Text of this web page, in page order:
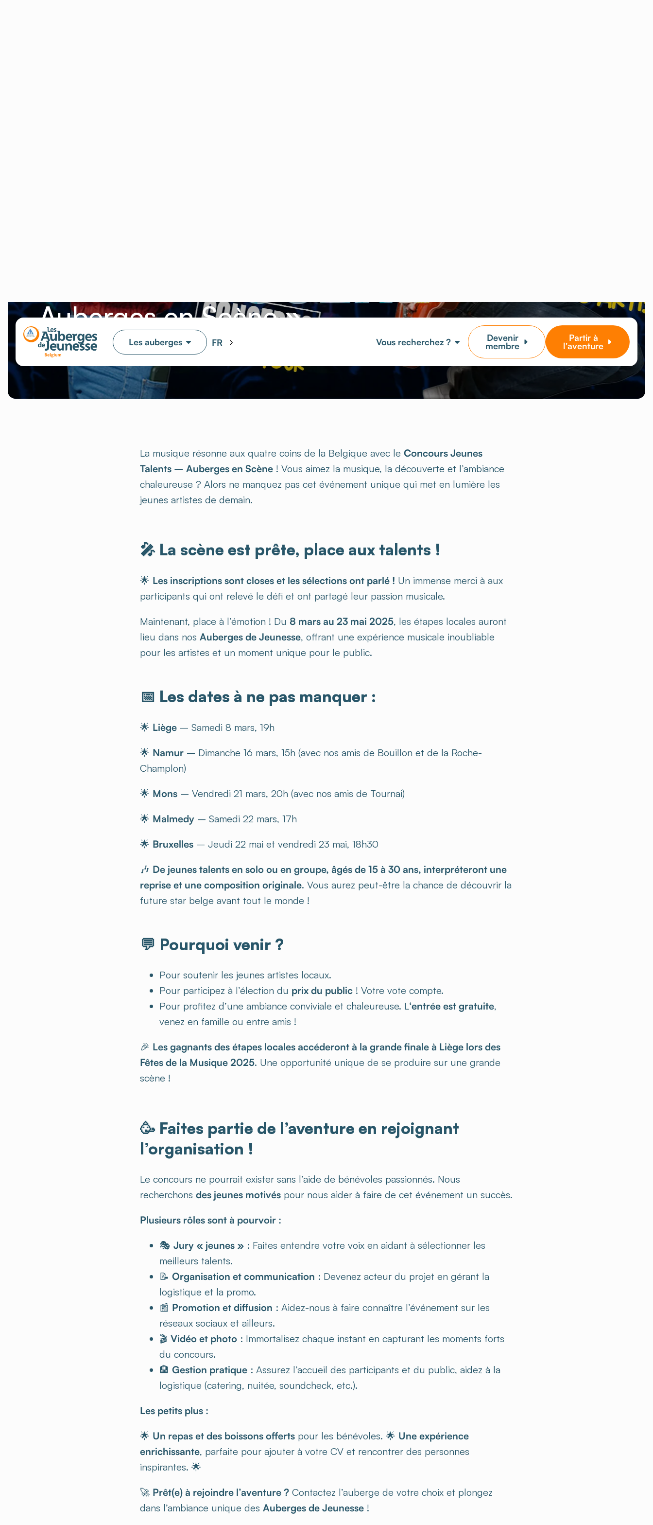
Auberges en Scène »
TOUTES NOS AUBERGES 08/03/2025 - 22/05/2025
La musique résonne aux quatre coins de la Belgique avec le Concours Jeunes
Talents – Auberges en Scène ! Vous aimez la musique, la découverte et l’ambiance
chaleureuse ? Alors ne manquez pas cet événement unique qui met en lumière les
jeunes artistes de demain.
🎤 La scène est prête, place aux talents !
🌟 Les inscriptions sont closes et les sélections ont parlé ! Un immense merci à aux
participants qui ont relevé le défi et ont partagé leur passion musicale.
Maintenant, place à l’émotion ! Du 8 mars au 23 mai 2025, les étapes locales auront
lieu dans nos Auberges de Jeunesse, offrant une expérience musicale inoubliable
pour les artistes et un moment unique pour le public.
📅 Les dates à ne pas manquer :
🌟 Liège – Samedi 8 mars, 19h
🌟 Namur – Dimanche 16 mars, 15h (avec nos amis de Bouillon et de la Roche-
Champlon)
🌟 Mons – Vendredi 21 mars, 20h (avec nos amis de Tournai)
🌟 Malmedy – Samedi 22 mars, 17h
🌟 Bruxelles – Jeudi 22 mai et vendredi 23 mai, 18h30
🎶 De jeunes talents en solo ou en groupe, âgés de 15 à 30 ans, interpréteront une
reprise et une composition originale. Vous aurez peut-être la chance de découvrir la
future star belge avant tout le monde !
💬 Pourquoi venir ?
Pour soutenir les jeunes artistes locaux.
Pour participez à l’élection du prix du public ! Votre vote compte.
Pour profitez d’une ambiance conviviale et chaleureuse. L‘entrée est gratuite,
venez en famille ou entre amis !
🎉 Les gagnants des étapes locales accéderont à la grande finale à Liège lors des
Fêtes de la Musique 2025. Une opportunité unique de se produire sur une grande
scène !
🥳 Faites partie de l’aventure en rejoignant
l’organisation !
Le concours ne pourrait exister sans l’aide de bénévoles passionnés. Nous
recherchons des jeunes motivés pour nous aider à faire de cet événement un succès.
Plusieurs rôles sont à pourvoir :
🎭 Jury « jeunes » : Faites entendre votre voix en aidant à sélectionner les
meilleurs talents.
📝 Organisation et communication : Devenez acteur du projet en gérant la
logistique et la promo.
📰 Promotion et diffusion : Aidez-nous à faire connaître l’événement sur les
réseaux sociaux et ailleurs.
🎬 Vidéo et photo : Immortalisez chaque instant en capturant les moments forts
du concours.
🏨 Gestion pratique : Assurez l’accueil des participants et du public, aidez à la
logistique (catering, nuitée, soundcheck, etc.).
Les petits plus :
🌟 Un repas et des boissons offerts pour les bénévoles. 🌟 Une expérience
enrichissante, parfaite pour ajouter à votre CV et rencontrer des personnes
inspirantes. 🌟
🚀 Prêt(e) à rejoindre l’aventure ? Contactez l’auberge de votre choix et plongez
dans l’ambiance unique des Auberges de Jeunesse !